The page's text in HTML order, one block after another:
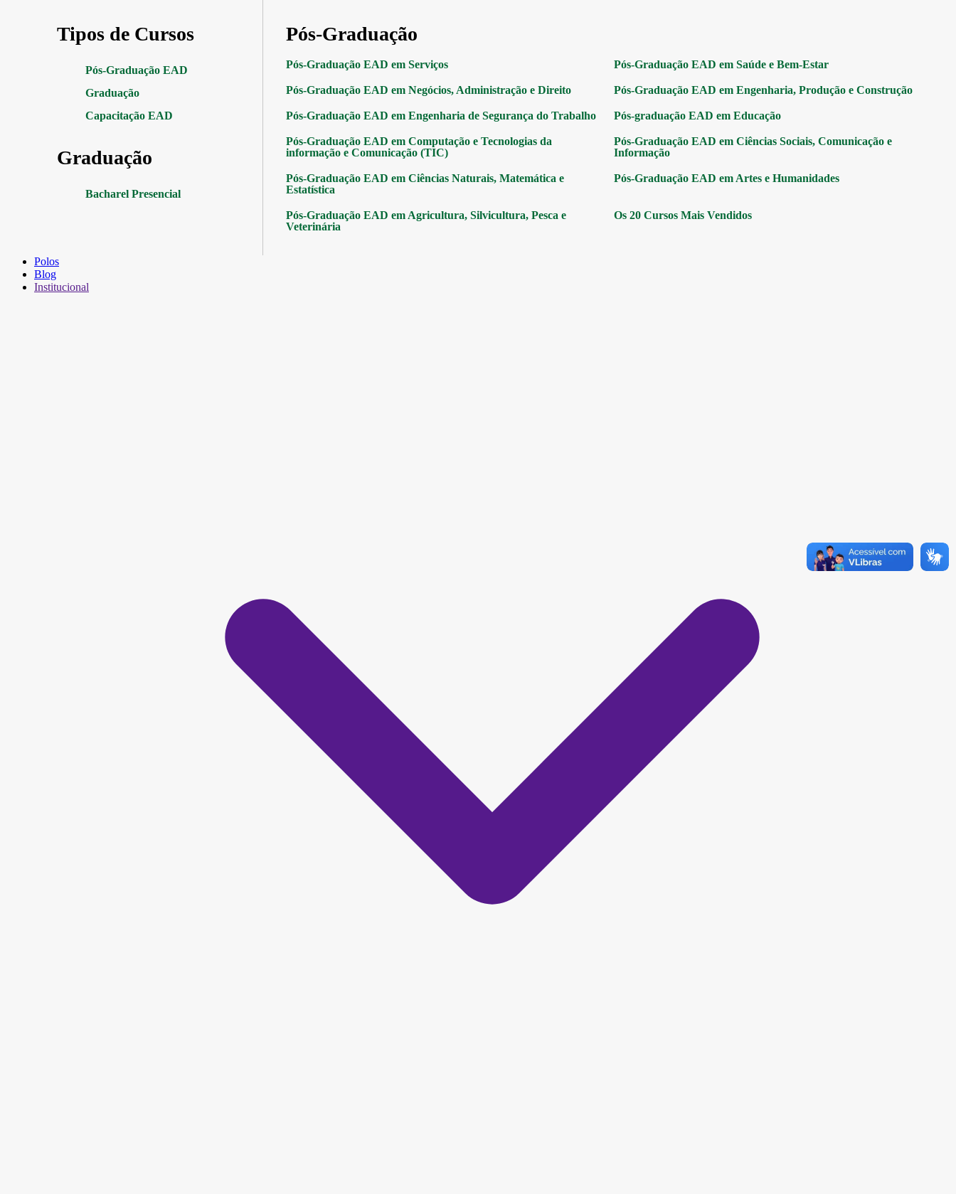
Tipos de Cursos
Pós-Graduação EAD
Graduação
Capacitação EAD
Graduação
Bacharel Presencial
Pós-Graduação
Pós-Graduação EAD em Serviços Pós-Graduação EAD em Saúde e Bem-Estar
Pós-Graduação EAD em Negócios, Administração e Direito Pós-Graduação EAD em Engenharia, Produção e Construção
Pós-Graduação EAD em Engenharia de Segurança do Trabalho Pós-graduação EAD em Educação
Pós-Graduação EAD em Computação e Tecnologias da
informação e Comunicação (TIC)
Pós-Graduação EAD em Ciências Sociais, Comunicação e
Informação
Pós-Graduação EAD em Ciências Naturais, Matemática e
Estatística
Pós-Graduação EAD em Artes e Humanidades
Pós-Graduação EAD em Agricultura, Silvicultura, Pesca e
Veterinária
Os 20 Cursos Mais Vendidos
Polos
Blog
Institucional